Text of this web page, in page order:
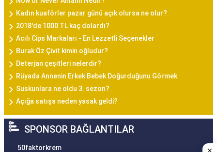
Kadın kuaförler pazar günü açık olursa ne olur?
2018'de 1000 TL kaç dolardı?
Acılı Cips Markaları - En Lezzetli Seçenekler
Burak Öz Çivit kimin oğludur?
Deterjan çeşitleri nelerdir?
Rüyada Annenin Erkek Bebek Doğurduğunu Görmek
Suskunlara ne oldu 3. sezon?
Açığa satışa neden yasak geldi?
SPONSOR BAĞLANTILAR
50faktorkrem